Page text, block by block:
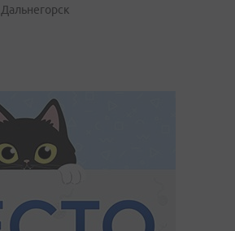
Дальнегорск